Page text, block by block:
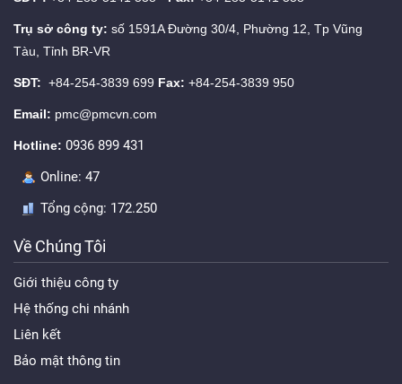
Trụ sở công ty: số 1591A Đường 30/4, Phường 12, Tp Vũng
Tàu, Tỉnh BR-VR
SĐT: +84-254-3839 699 Fax: +84-254-3839 950
Email: pmc@pmcvn.com
Hotline: 0936 899 431
Online: 47
Tổng cộng: 172.250
Về Chúng Tôi
Giới thiệu công ty
Hệ thống chi nhánh
Liên kết
Bảo mật thông tin